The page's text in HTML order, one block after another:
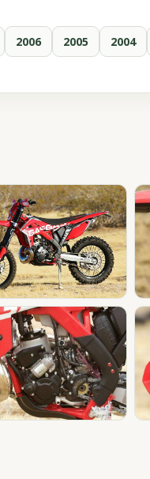
2006 2005 2004